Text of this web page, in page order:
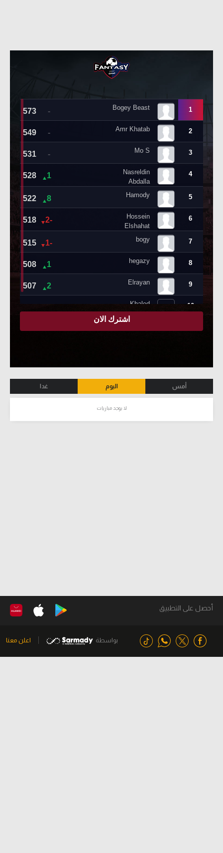
أمس اليوم غدا
لا يوجد مباريات
أحصل على التطبيق
بواسطة اعلن معنا